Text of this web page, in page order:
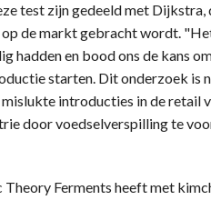
test zijn gedeeld met
op de markt gebracht wordt.
hadden en bood ons de kans
starten. Dit onderzoek is
introducties in de retail
door voedselverspilling te
Ferments heeft met